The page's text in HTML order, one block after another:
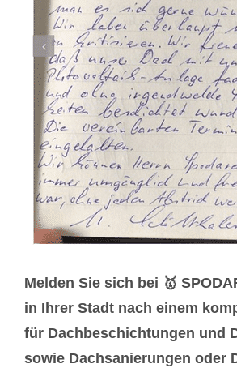
Melden Sie sich bei 🥇
in Ihrer Stadt nach einem
für Dachbeschichtungen und
sowie Dachsanierungen oder